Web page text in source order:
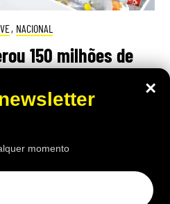
, NACIONAL
150 milhões de
embalagens desde abril.
a rede de quiosques
×
momento